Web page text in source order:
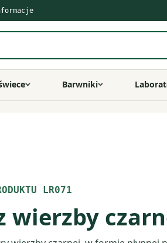
Barwniki
LR071
wierzby